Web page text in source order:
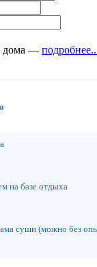
дома —
на базе отдыха
суши (можно без